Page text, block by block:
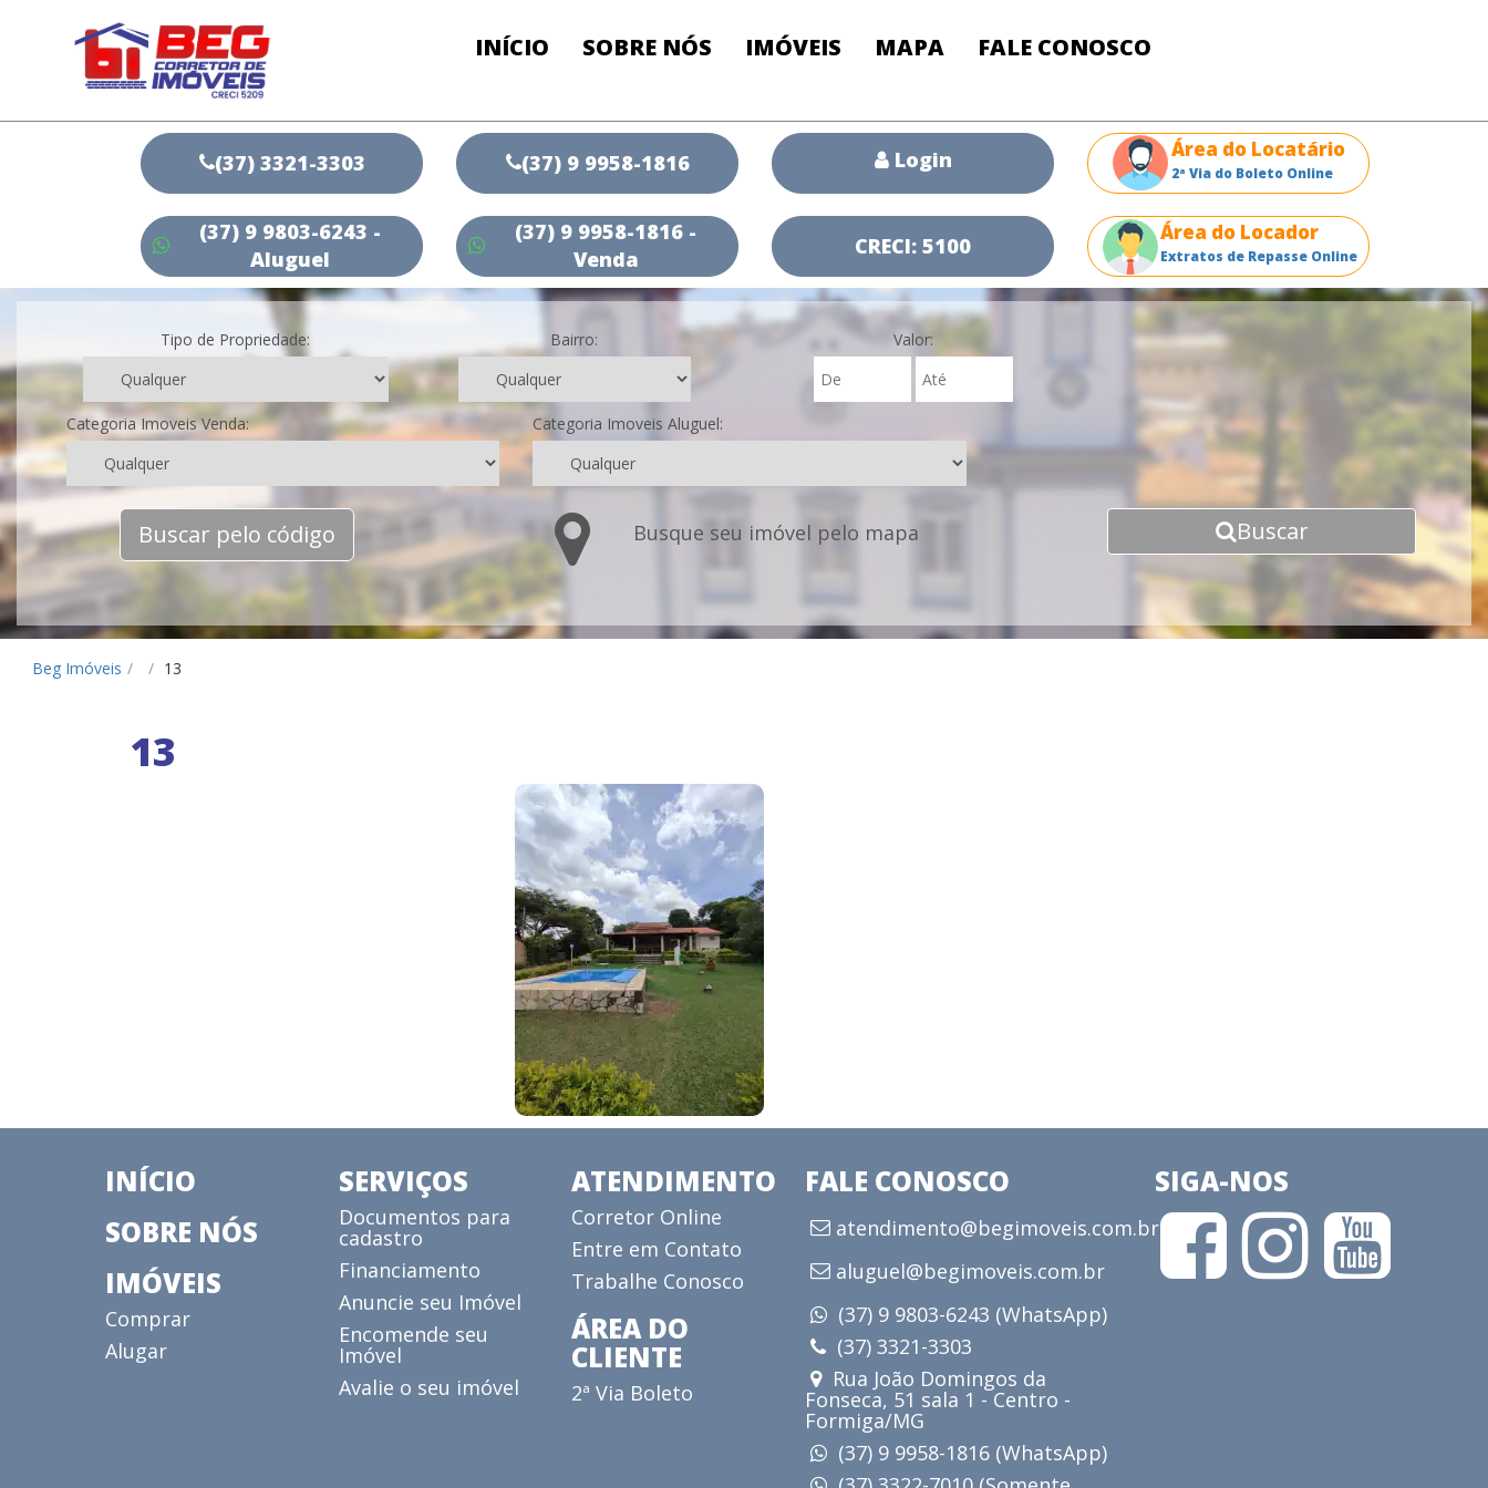
INÍCIO SOBRE NÓS IMÓVEIS MAPA FALE CONOSCO
(37) 3321-3303
(37) 9 9803-6243 -
Aluguel
(37) 9 9958-1816
(37) 9 9958-1816 -
Venda
Login
CRECI: 5100
Área do Locatário
2ª Via do Boleto Online
Área do Locador
Extratos de Repasse Online
Tipo de Propriedade: Bairro: Valor:
Categoria Imoveis Venda: Categoria Imoveis Aluguel:
Buscar pelo código Busque seu imóvel pelo mapa Buscar
Beg Imóveis / / 13
13
INÍCIO
SOBRE NÓS
IMÓVEIS
Comprar
Alugar
SERVIÇOS
Documentos para
cadastro
Financiamento
Anuncie seu Imóvel
Encomende seu
Imóvel
Avalie o seu imóvel
ATENDIMENTO
Corretor Online
Entre em Contato
Trabalhe Conosco
ÁREA DO
CLIENTE
2ª Via Boleto
FALE CONOSCO
atendimento@begimoveis.com.br
aluguel@begimoveis.com.br
(37) 9 9803-6243 (WhatsApp)
(37) 3321-3303
Rua João Domingos da
Fonseca, 51 sala 1 - Centro -
Formiga/MG
(37) 9 9958-1816 (WhatsApp)
SIGA-NOS